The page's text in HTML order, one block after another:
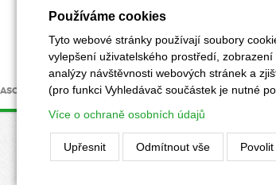
INZERCE UZÁVĚRKY POKYNY PRO
Používáme cookies
Tyto webové stránky používají soubory
vylepšení uživatelského prostředí,
analýzy návštěvnosti webových stránek a
(pro funkci Vyhledávač součástek je nutné
Více o ochraně osobních údajů
Upřesnit Odmítnout vše